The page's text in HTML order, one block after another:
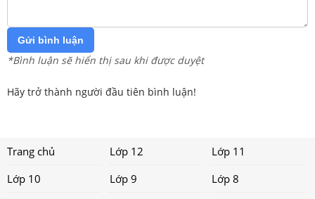
Gửi bình luận
*Bình luận sẽ hiển thị sau khi được duyệt
Hãy trở thành người đầu tiên bình luận!
Trang chủ Lớp 12
Lớp 11
Lớp 10
Lớp 9 Lớp 8